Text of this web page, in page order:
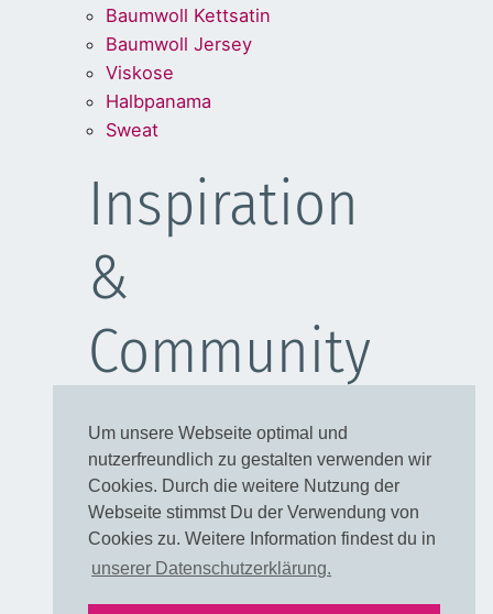
Um unsere Webseite optimal und
nutzerfreundlich zu gestalten verwenden wir
Cookies. Durch die weitere Nutzung der
Webseite stimmst Du der Verwendung von
Cookies zu. Weitere Information findest du in
unserer Datenschutzerklärung.
Baumwoll Kettsatin
Baumwoll Jersey
Viskose
Halbpanama
Sweat
Inspiration
&
Community
Kleider
Blusen
Taschen
Rechtliches